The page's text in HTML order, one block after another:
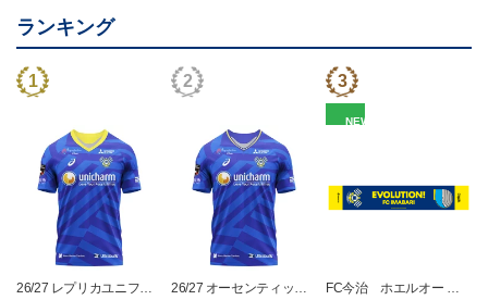
ランキング
26/27 レプリカユニフォ
26/27 オーセンティック
NEW
FC今治 ホエルオー タ